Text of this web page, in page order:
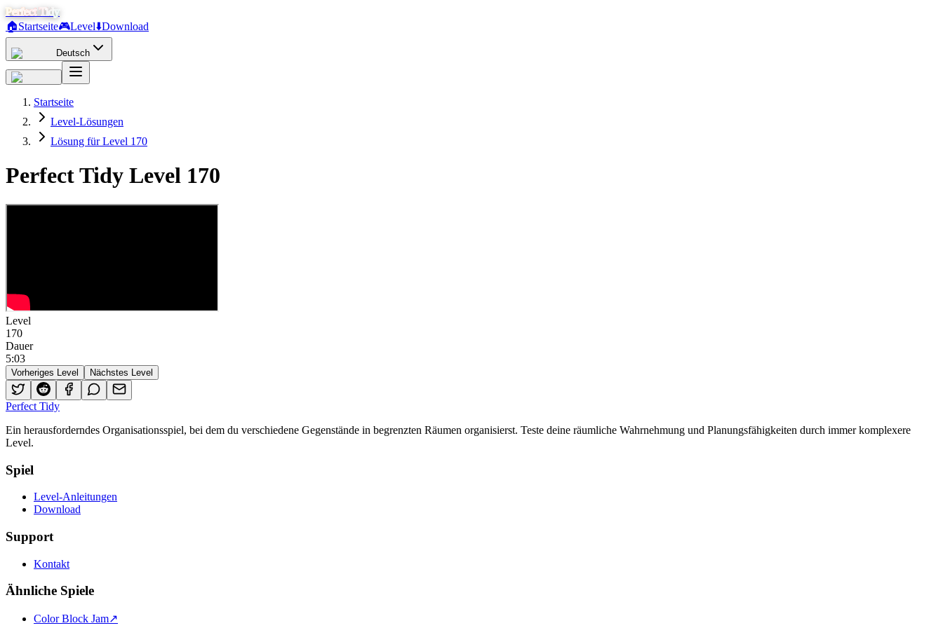
Perfect Tidy
🏠Startseite🎮Level⬇️Download
Deutsch
Startseite
Level-Lösungen
Lösung für Level 170
Perfect Tidy Level 170
Level
170
Dauer
5:03
Vorheriges Level Nächstes Level
Perfect Tidy
Ein herausforderndes Organisationsspiel, bei dem du verschiedene Gegenstände in begrenzten Räumen organisierst. Teste deine räumliche Wahrnehmung und Planungsfähigkeiten durch immer komplexere
Level.
Spiel
Level-Anleitungen
Download
Support
Kontakt
Ähnliche Spiele
Color Block Jam↗️